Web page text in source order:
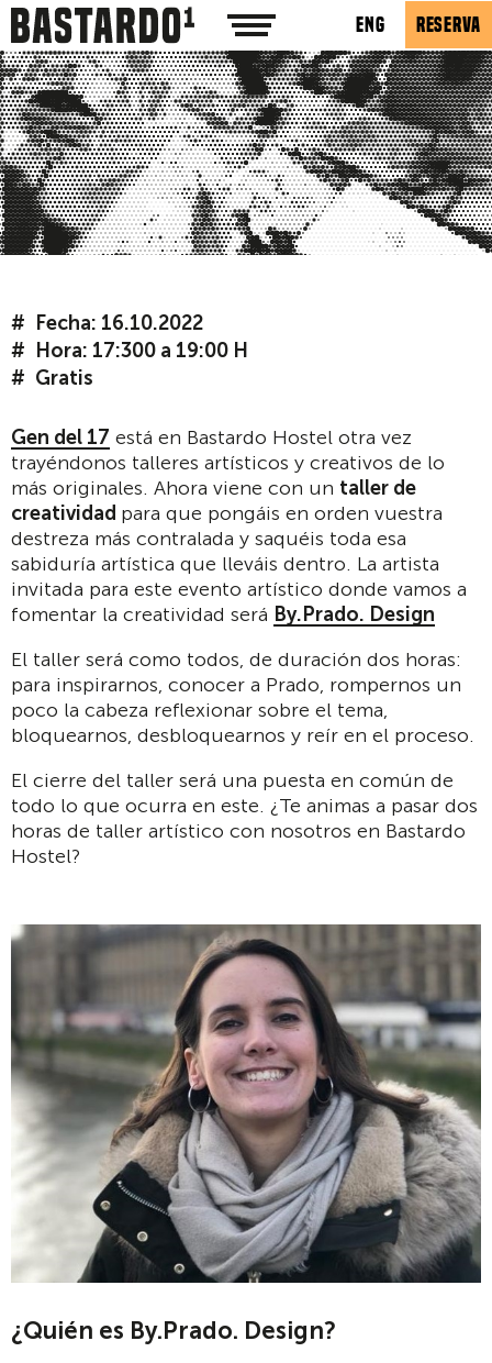
ENG RESERVA
Fecha: 16.10.2022
Hora: 17:300 a 19:00 H
Gratis
Gen del 17 está en Bastardo Hostel otra vez
trayéndonos talleres artísticos y creativos de lo
más originales. Ahora viene con un taller de
creatividad para que pongáis en orden vuestra
destreza más contralada y saquéis toda esa
sabiduría artística que lleváis dentro. La artista
invitada para este evento artístico donde vamos a
fomentar la creatividad será By.Prado. Design
El taller será como todos, de duración dos horas:
para inspirarnos, conocer a Prado, rompernos un
poco la cabeza reflexionar sobre el tema,
bloquearnos, desbloquearnos y reír en el proceso.
El cierre del taller será una puesta en común de
todo lo que ocurra en este. ¿Te animas a pasar dos
horas de taller artístico con nosotros en Bastardo
Hostel?
¿Quién es By.Prado. Design?